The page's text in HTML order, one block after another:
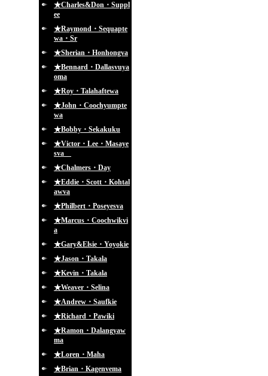
★Charles&Don・Suppl
ee
★Raymond・Sequapte
wa・Sr
★Sherian・Honhongva
★Bennard・Dallasvuya
oma
★Roy・Talahaftewa
★John・Coochyumpte
wa
★Bobby・Sekakuku
★Victor・Lee・Masaye
sva
★Chalmers・Day
★Eddie・Scott・Kohtal
awva
★Philbert・Poseyesva
★Marcus・Coochwikvi
a
★Gary&Elsie・Yoyokie
★Jason・Takala
★Kevin・Takala
★Weaver・Selina
★Andrew・Saufkie
★Richard・Pawiki
★Ramon・Dalangyaw
ma
★Loren・Maha
★Brian・Kagenvema